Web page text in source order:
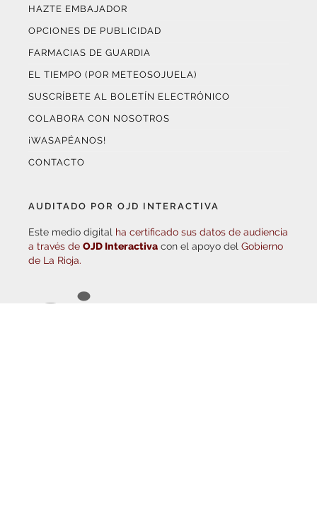
HAZTE EMBAJADOR
OPCIONES DE PUBLICIDAD
FARMACIAS DE GUARDIA
EL TIEMPO (POR METEOSOJUELA)
SUSCRÍBETE AL BOLETÍN ELECTRÓNICO
COLABORA CON NOSOTROS
¡WASAPÉANOS!
CONTACTO
AUDITADO POR OJD INTERACTIVA
Este medio digital ha certificado sus datos de audiencia
a través de OJD Interactiva con el apoyo del Gobierno
de La Rioja.